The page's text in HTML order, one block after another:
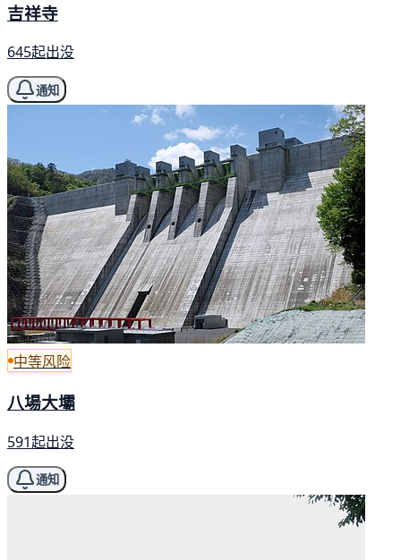
吉祥寺
645起出没
通知
中等风险
八場大壩
591起出没
通知